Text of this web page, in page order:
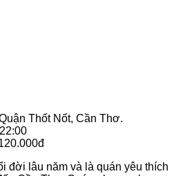
Thốt Nốt, Cần Thơ.
đời lâu năm và là quán yêu thích